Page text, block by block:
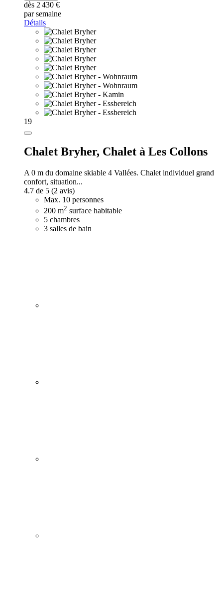
dès 2 430 €
par semaine
Détails
19
Chalet Bryher, Chalet à Les Collons
A 0 m du domaine skiable 4 Vallées. Chalet individuel grand
confort, situation...
4.7 de 5 (2 avis)
Max. 10 personnes
200 m2 surface habitable
5 chambres
3 salles de bain